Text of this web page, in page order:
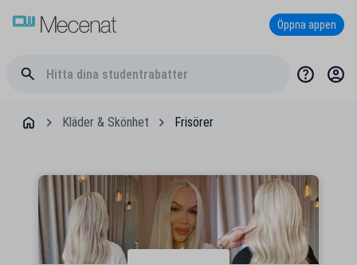
Öppna appen
Kläder & Skönhet Frisörer